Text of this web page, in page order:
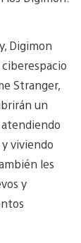
Digimon
Stranger,
un
viviendo
les
y